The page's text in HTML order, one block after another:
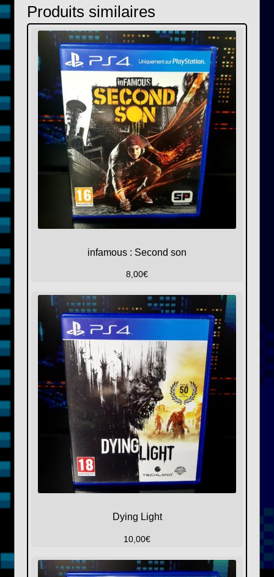
Produits similaires
infamous : Second son
8,00€
Dying Light
10,00€